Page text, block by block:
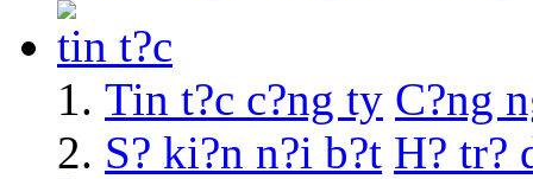
tin t?c
Tin t?c c?ng ty C?ng
S? ki?n n?i b?t H? tr?